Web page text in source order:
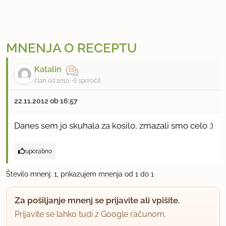
MNENJA O RECEPTU
Katalin
član od 2010 6 sporočil
22.11.2012 ob 16:57
Danes sem jo skuhala za kosilo, zmazali smo celo :)
uporabno
Število mnenj: 1, prikazujem mnenja od 1 do 1
Za pošiljanje mnenj se prijavite ali vpišite.
Prijavite se lahko tudi z Google računom.